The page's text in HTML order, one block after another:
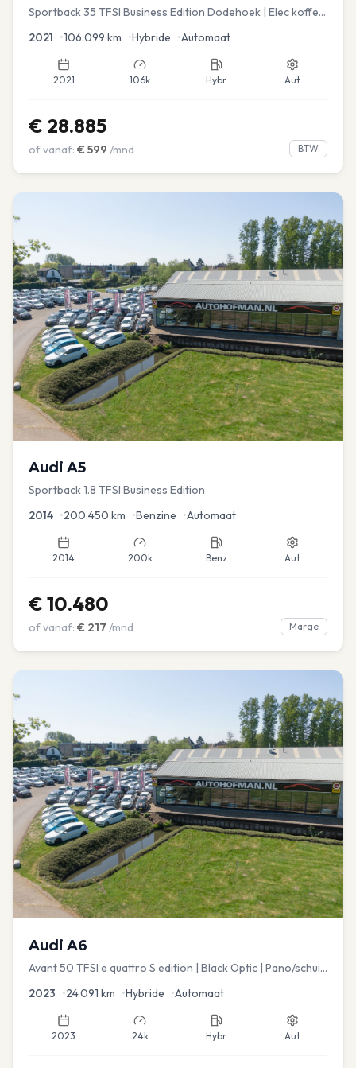
Sportback 35 TFSI Business Edition Dodehoek | Elec koffer
2021 •106.099 km •Hybride •Automaat
2021 106k Hybr Aut
€ 28.885
of vanaf: € 599 /mnd BTW
Audi A5
Sportback 1.8 TFSI Business Edition
2014 •200.450 km •Benzine •Automaat
2014 200k Benz Aut
€ 10.480
of vanaf: € 217 /mnd Marge
Audi A6
Avant 50 TFSI e quattro S edition | Black Optic | Pano/schuif
2023 •24.091 km •Hybride •Automaat
2023 24k Hybr Aut